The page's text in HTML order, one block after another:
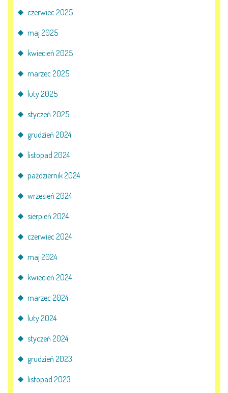
czerwiec 2025
maj 2025
kwiecień 2025
marzec 2025
luty 2025
styczeń 2025
grudzień 2024
listopad 2024
październik 2024
wrzesień 2024
sierpień 2024
czerwiec 2024
maj 2024
kwiecień 2024
marzec 2024
luty 2024
styczeń 2024
grudzień 2023
listopad 2023